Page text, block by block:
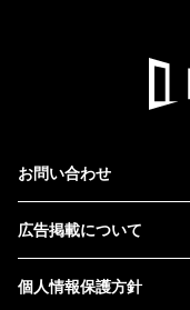
お問い合わせ
広告掲載について
個人情報保護方針